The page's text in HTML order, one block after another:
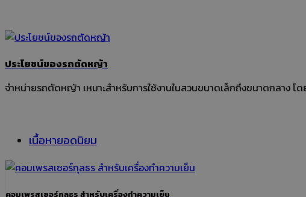
ประโยชน์ของรถตัดหญ้า
จำหน่ายรถตัดหญ้า เหมาะสําหรับการใช้งานในสวนขนาดเล็กถึงขนาดกลาง โ
เนื้อหายอดนิยม
คอมเพรสเซอร์กุลธร สำหรับเครื่องทำความเย็น